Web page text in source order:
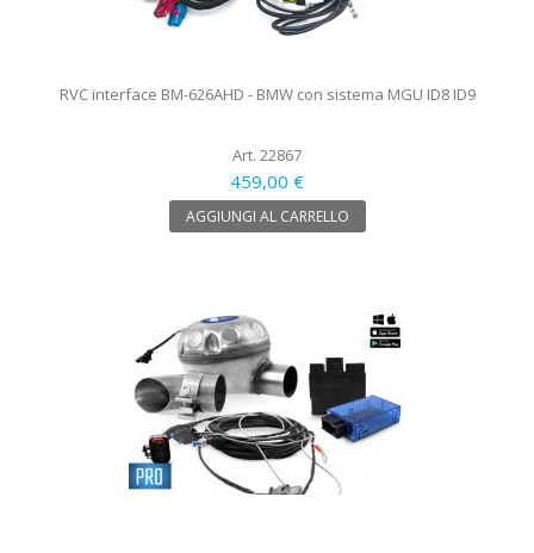
RVC interface BM-626AHD - BMW con sistema MGU ID8 ID9
Art. 22867
459,00 €
AGGIUNGI AL CARRELLO